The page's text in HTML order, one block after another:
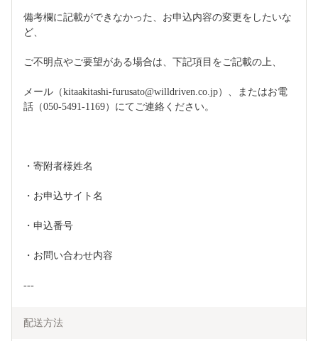
備考欄に記載ができなかった、お申込内容の変更をしたいな
ど、
ご不明点やご要望がある場合は、下記項目をご記載の上、
メール（kitaakitashi-furusato@willdriven.co.jp）、またはお電
話（050-5491-1169）にてご連絡ください。
・寄附者様姓名
・お申込サイト名
・申込番号
・お問い合わせ内容
---
配送方法